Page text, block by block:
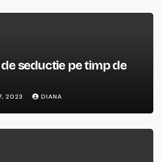
seductie pe timp de
2023 DIANA